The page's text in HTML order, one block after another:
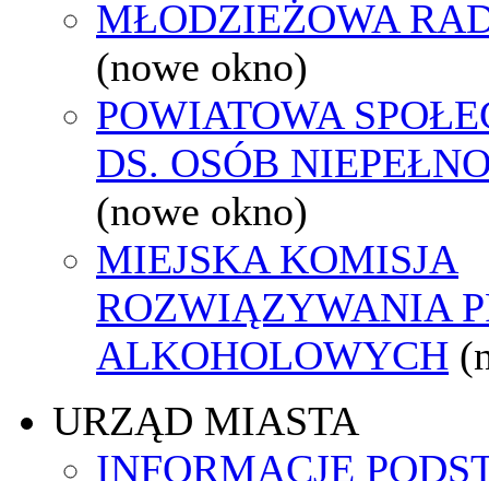
MŁODZIEŻOWA
(nowe okno)
POWIATOWA
DS. OSÓB
(nowe okno)
MIEJSKA KOMISJA
ROZWIĄZYWANIA
ALKOHOLOWYCH
URZĄD MIASTA
INFORMACJE